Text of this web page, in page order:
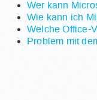
Wer kann
Wie kann ich
Welche Office-
Problem mit